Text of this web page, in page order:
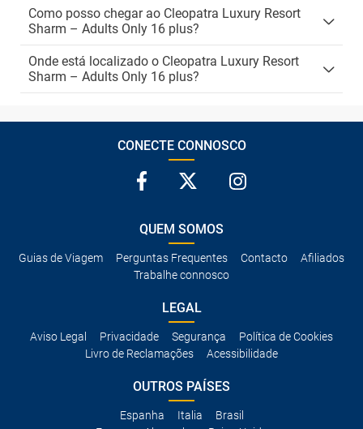
Como posso chegar ao Cleopatra Luxury Resort
Sharm – Adults Only 16 plus?
Onde está localizado o Cleopatra Luxury Resort
Sharm – Adults Only 16 plus?
CONECTE CONNOSCO
QUEM SOMOS
Guias de Viagem Perguntas Frequentes Contacto
Afiliados
Trabalhe connosco
LEGAL
Aviso Legal Privacidade Segurança
Política de Cookies
Livro de Reclamações
Acessibilidade
OUTROS PAÍSES
Espanha Italia
Brasil